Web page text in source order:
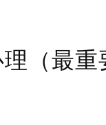
（最